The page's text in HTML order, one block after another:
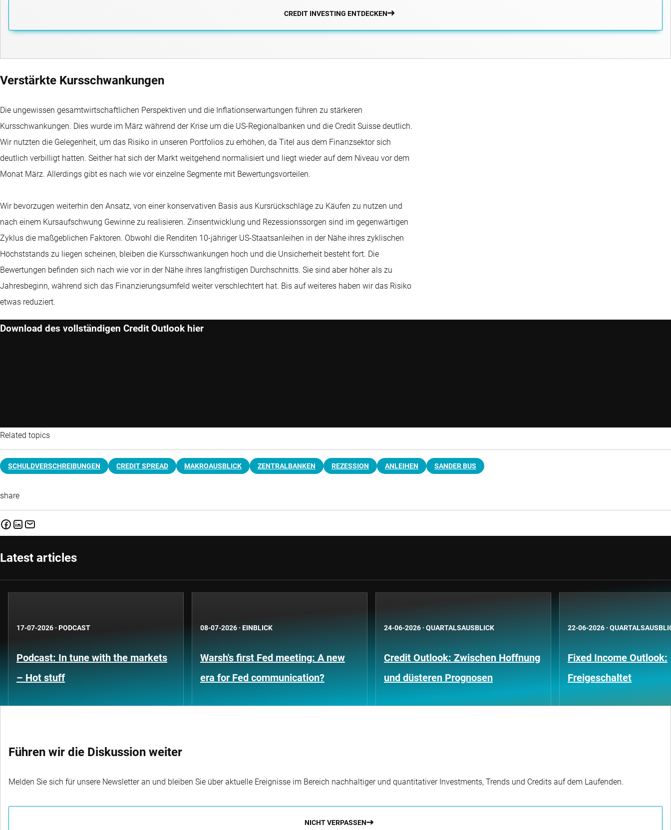
CREDIT INVESTING ENTDECKEN
Verstärkte Kursschwankungen
Die ungewissen gesamtwirtschaftlichen Perspektiven und die Inflationserwartungen führen zu stärkeren
Kursschwankungen. Dies wurde im März während der Krise um die US-Regionalbanken und die Credit Suisse deutlich.
Wir nutzten die Gelegenheit, um das Risiko in unseren Portfolios zu erhöhen, da Titel aus dem Finanzsektor sich
deutlich verbilligt hatten. Seither hat sich der Markt weitgehend normalisiert und liegt wieder auf dem Niveau vor dem
Monat März. Allerdings gibt es nach wie vor einzelne Segmente mit Bewertungsvorteilen.
Wir bevorzugen weiterhin den Ansatz, von einer konservativen Basis aus Kursrückschläge zu Käufen zu nutzen und
nach einem Kursaufschwung Gewinne zu realisieren. Zinsentwicklung und Rezessionssorgen sind im gegenwärtigen
Zyklus die maßgeblichen Faktoren. Obwohl die Renditen 10-jähriger US-Staatsanleihen in der Nähe ihres zyklischen
Höchststands zu liegen scheinen, bleiben die Kursschwankungen hoch und die Unsicherheit besteht fort. Die
Bewertungen befinden sich nach wie vor in der Nähe ihres langfristigen Durchschnitts. Sie sind aber höher als zu
Jahresbeginn, während sich das Finanzierungsumfeld weiter verschlechtert hat. Bis auf weiteres haben wir das Risiko
etwas reduziert.
Download des vollständigen Credit Outlook hier
Related topics
SCHULDVERSCHREIBUNGEN CREDIT SPREAD MAKROAUSBLICK ZENTRALBANKEN REZESSION ANLEIHEN SANDER BUS
share
Latest articles
17-07-2026 · PODCAST
Podcast: In tune with the markets
– Hot stuff
08-07-2026 · EINBLICK
Warsh's first Fed meeting: A new
era for Fed communication?
24-06-2026 · QUARTALSAUSBLICK
Credit Outlook: Zwischen Hoffnung
und düsteren Prognosen
22-06-2026 ·
Fixed Income Outlook:
Freigeschaltet
Führen wir die Diskussion weiter
Melden Sie sich für unsere Newsletter an und bleiben Sie über aktuelle Ereignisse im Bereich nachhaltiger und quantitativer Investments, Trends und Credits auf dem Laufenden.
NICHT VERPASSEN